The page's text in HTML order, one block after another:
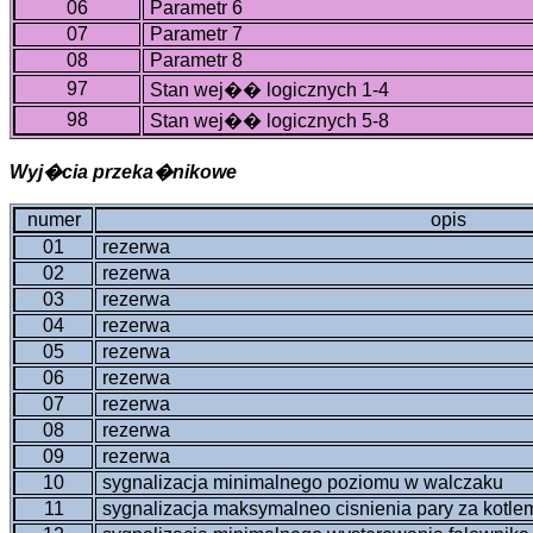
06
Parametr 6
07
Parametr 7
08
Parametr 8
97
Stan wej�� logicznych 1-4
98
Stan wej�� logicznych 5-8
Wyj�cia przeka�nikowe
numer
opis
01
rezerwa
02
rezerwa
03
rezerwa
04
rezerwa
05
rezerwa
06
rezerwa
07
rezerwa
08
rezerwa
09
rezerwa
10
sygnalizacja minimalnego poziomu w walczaku
11
sygnalizacja maksymalneo cisnienia pary za